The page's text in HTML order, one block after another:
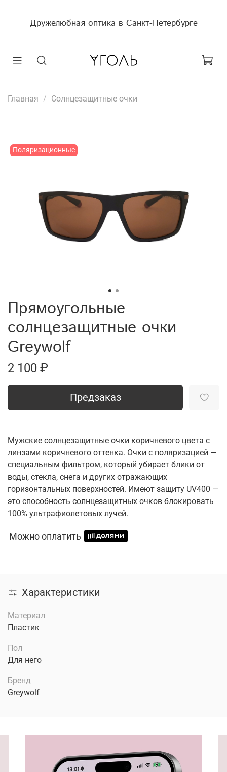
Дружелюбная оптика в Санкт-Петербурге
Главная Солнцезащитные очки
Поляризационные
Прямоугольные
солнцезащитные очки
Greywolf
2 100 ₽
Предзаказ
Мужские солнцезащитные очки коричневого цвета с
линзами коричневого оттенка. Очки с поляризацией —
специальным фильтром, который убирает блики от
воды, стекла, снега и других отражающих
горизонтальных поверхностей. Имеют защиту UV400 —
это способность солнцезащитных очков блокировать
100% ультрафиолетовых лучей.
Можно оплатить
Характеристики
Материал
Пластик
Пол
Для него
Бренд
Greywolf